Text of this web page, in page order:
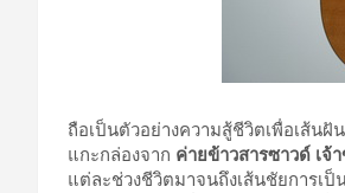
ถือเป็นตัวอย่างความสู้ชีวิตเพื่อเส้น
แกะกล่องจาก ค่ายข้าวสารซาวด์ เจ้
แต่ละช่วงชีวิตมาจนถึงเส้นชัยการเ